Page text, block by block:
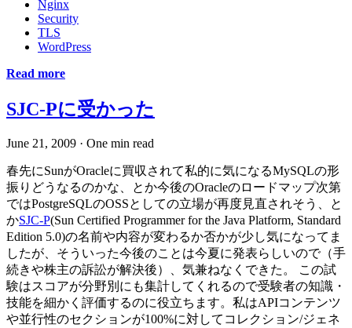
Nginx
Security
TLS
WordPress
Read more
SJC-Pに受かった
June 21, 2009 · One min read
春先にSunがOracleに買収されて私的に気になるMySQLの形
振りどうなるのかな、とか今後のOracleのロードマップ次第
ではPostgreSQLのOSSとしての立場が再度見直されそう、と
かSJC-P(Sun Certified Programmer for the Java Platform, Standard
Edition 5.0)の名前や内容が変わるか否かが少し気になってま
したが、そういった今後のことは今夏に発表らしいので（手
続きや株主の訴訟が解決後）、気兼ねなくできた。 この試
験はスコアが分野別にも集計してくれるので受験者の知識・
技能を細かく評価するのに役立ちます。私はAPIコンテンツ
や並行性のセクションが100%に対してコレクション/ジェネ